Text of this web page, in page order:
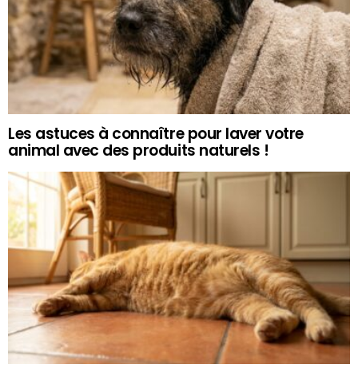
Les astuces à connaître pour laver votre
animal avec des produits naturels !